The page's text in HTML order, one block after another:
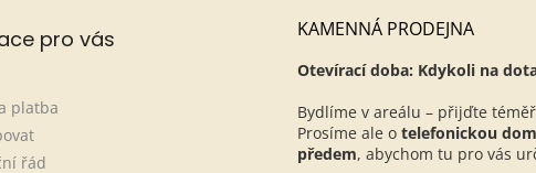
pro vás
platba
řád
KAMENNÁ PRODEJNA
Otevírací doba: Kdykoli na
Bydlíme v areálu – přijďte
Prosíme ale o telefonickou
předem, abychom tu pro vás